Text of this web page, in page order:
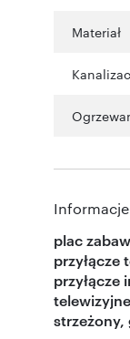
Materiał
plac
przyłącze
przyłącze
strzeżony,